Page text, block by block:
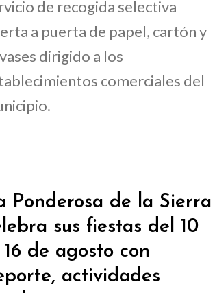
de recogida selectiva
a puerta de papel, cartón y
dirigido a los
comerciales del
Ponderosa de la Sierra
sus fiestas del 10
de agosto con
actividades